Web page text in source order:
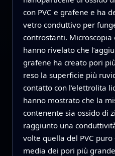
con PVC e grafene e ha
vetro conduttivo per
controstanti.
hanno rivelato che
grafene ha creato pori
reso la superficie più
contatto con l’elettrolita
hanno mostrato che la
contenente sia ossido di
raggiunto una
volte quella del PVC
media dei pori più